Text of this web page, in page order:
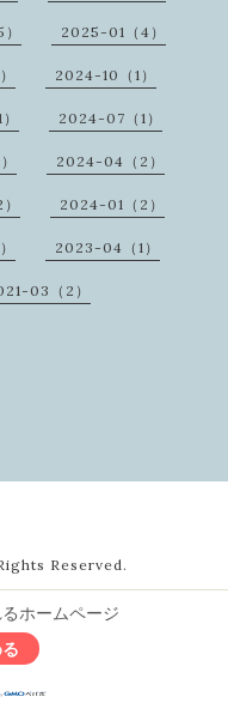
2025-01（4）
2024-10（1）
2024-07（1）
2024-04（2）
2024-01（2）
2023-04（1）
03（2）
Reserved.
ホームページ